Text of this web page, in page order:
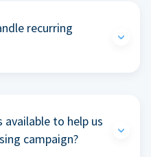
recurring
available to help us
campaign?